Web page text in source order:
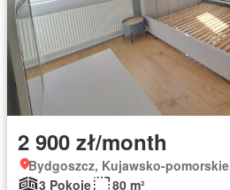
2 900 zł/month
Bydgoszcz, Kujawsko-pomorskie
3 Pokoje
80 m²